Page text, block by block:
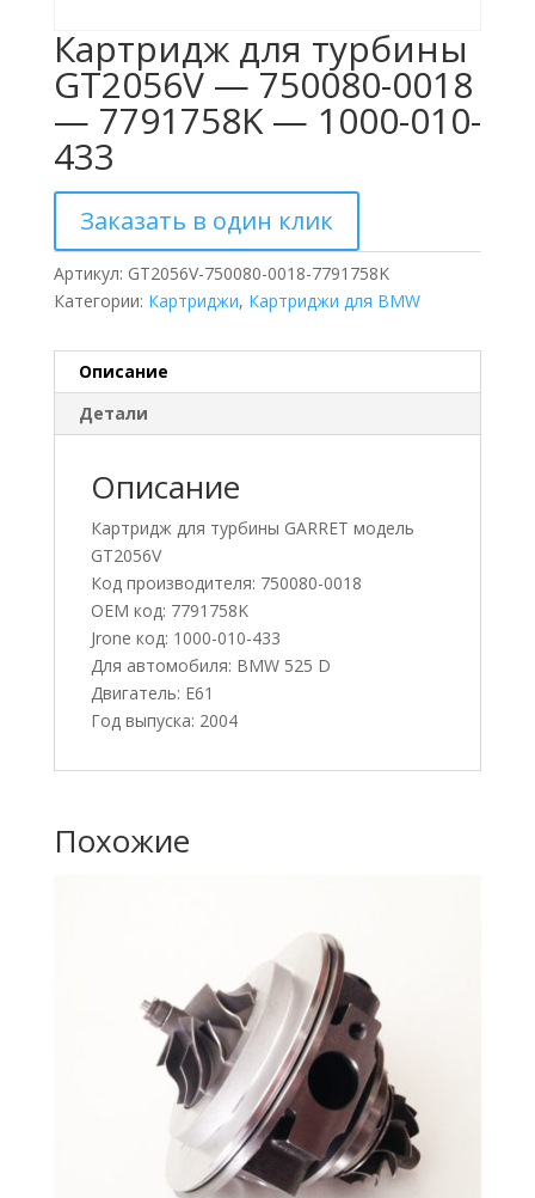
Картридж для турбины
GT2056V — 750080-0018
— 7791758K — 1000-010-
433
Заказать в один клик
Артикул: GT2056V-750080-0018-7791758K
Категории: Картриджи, Картриджи для BMW
Описание
Детали
Описание
Картридж для турбины GARRET модель
GT2056V
Код производителя: 750080-0018
OEM код: 7791758K
Jrone код: 1000-010-433
Для автомобиля: BMW 525 D
Двигатель: E61
Год выпуска: 2004
Похожие